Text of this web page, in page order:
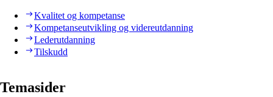
Kvalitet og kompetanse
Kompetanseutvikling og videreutdanning
Lederutdanning
Tilskudd
Temasider